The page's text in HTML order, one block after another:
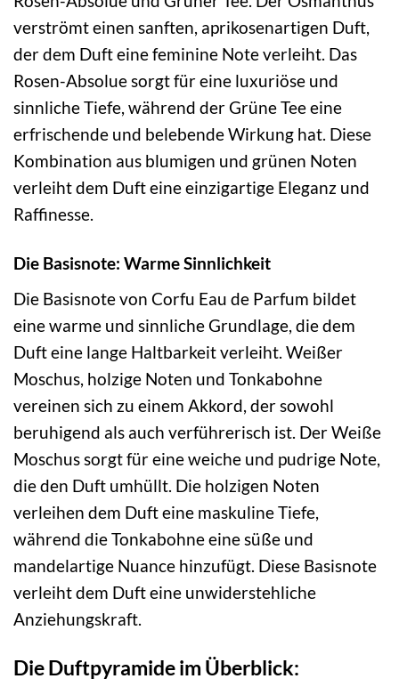
verströmt einen sanften, aprikosenartigen Duft,
der dem Duft eine feminine Note verleiht. Das
Rosen-Absolue sorgt für eine luxuriöse und
sinnliche Tiefe, während der Grüne Tee eine
erfrischende und belebende Wirkung hat. Diese
Kombination aus blumigen und grünen Noten
verleiht dem Duft eine einzigartige Eleganz und
Raffinesse.
Die Basisnote: Warme Sinnlichkeit
Die Basisnote von Corfu Eau de Parfum bildet
eine warme und sinnliche Grundlage, die dem
Duft eine lange Haltbarkeit verleiht. Weißer
Moschus, holzige Noten und Tonkabohne
vereinen sich zu einem Akkord, der sowohl
beruhigend als auch verführerisch ist. Der Weiße
Moschus sorgt für eine weiche und pudrige Note,
die den Duft umhüllt. Die holzigen Noten
verleihen dem Duft eine maskuline Tiefe,
während die Tonkabohne eine süße und
mandelartige Nuance hinzufügt. Diese Basisnote
verleiht dem Duft eine unwiderstehliche
Anziehungskraft.
Die Duftpyramide im Überblick: